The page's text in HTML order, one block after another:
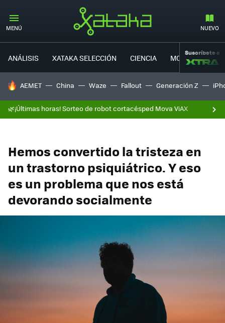
MENÚ NUEVO
ANÁLISIS XATAKA SELECCIÓN CIENCIA MOVILIDAD
Suscríbete a
HOY SE HABLA DE
AEMET China Waze Fallout Generación Z
🌿¡Últimas horas! Sorteo de robot cortacésped Mova ViAX
Hemos convertido la tristeza en
un trastorno psiquiátrico. Y eso
es un problema que nos está
devorando socialmente